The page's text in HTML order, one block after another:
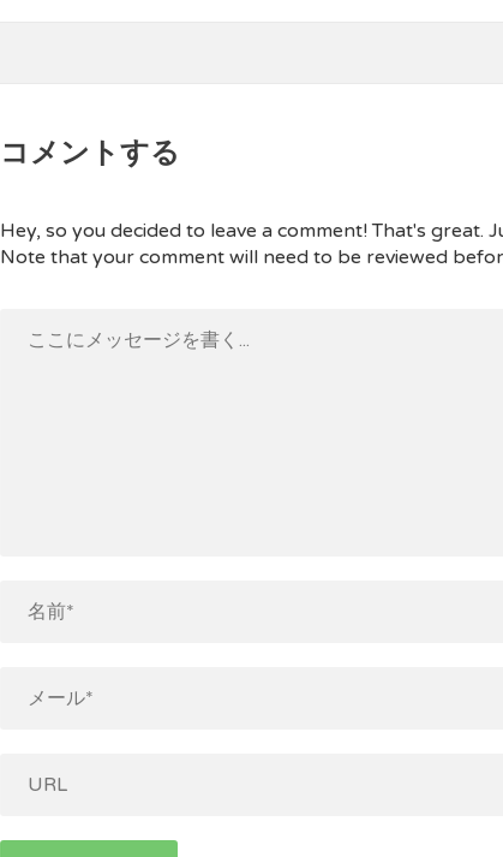
コメントする
Hey, so you decided to leave a comment! That's great.
Note that your comment will need to be reviewed